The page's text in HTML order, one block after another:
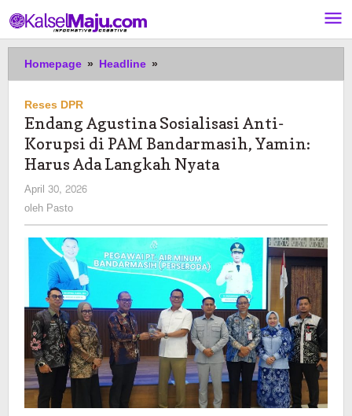
ke
konten
Homepage » Headline »
Agustina
Anti-
Korupsi
di
PAM
Bandarmasih,
Ada
Langkah
Nyata
Reses DPR
Endang Agustina Sosialisasi Anti-
Korupsi di PAM Bandarmasih, Yamin:
Harus Ada Langkah Nyata
April 30, 2026
oleh Pasto